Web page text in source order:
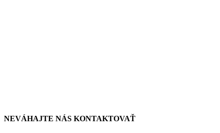
NEVÁHAJTE NÁS KONTAKTOVAŤ